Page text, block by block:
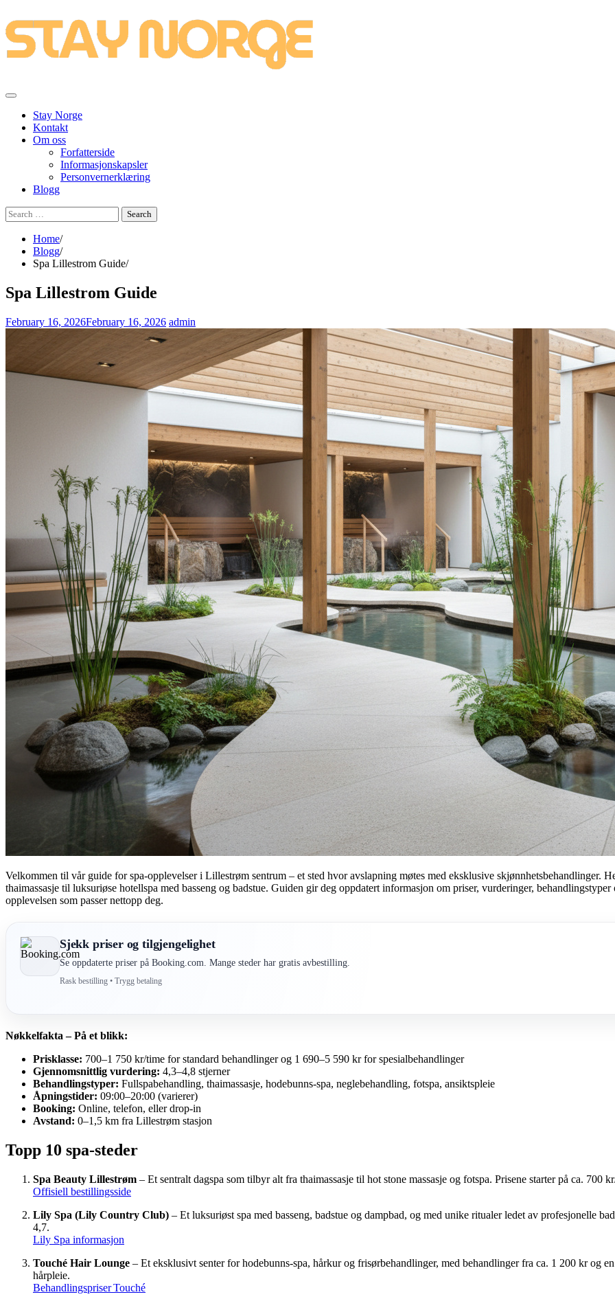
to
content
Stay Norge
Kontakt
Om oss
Forfatterside
Informasjonskapsler
Personvernerklæring
Blogg
Search
for:
Home
Blogg
Spa Lillestrom Guide
Spa Lillestrom Guide
February 16, 2026February 16, 2026 admin
Velkommen til vår guide for spa-opplevelser i Lillestrøm sentrum – et sted hvor avslapning møtes med eksklusive skjønnhetsbehandlinger.
thaimassasje til luksuriøse hotellspa med basseng og badstue. Guiden gir deg oppdatert informasjon om priser, vurderinger,
opplevelsen som passer nettopp deg.
Sjekk priser og tilgjengelighet
Se oppdaterte priser på Booking.com. Mange steder har gratis avbestilling.
Rask bestilling • Trygg betaling
Nøkkelfakta – På et blikk:
Prisklasse: 700–1 750 kr/time for standard behandlinger og 1 690–5 590 kr for spesialbehandlinger
Gjennomsnittlig vurdering: 4,3–4,8 stjerner
Behandlingstyper: Fullspabehandling, thaimassasje, hodebunns-spa, neglebehandling, fotspa, ansiktspleie
Åpningstider: 09:00–20:00 (varierer)
Booking: Online, telefon, eller drop-in
Avstand: 0–1,5 km fra Lillestrøm stasjon
Topp 10 spa-steder
Spa Beauty Lillestrøm – Et sentralt dagspa som tilbyr alt fra thaimassasje til hot stone massasje og fotspa. Prisene starter på ca. 700
Offisiell bestillingsside
Lily Spa (Lily Country Club) – Et luksuriøst spa med basseng, badstue og dampbad, og med unike ritualer ledet av profesjonelle
4,7.
Lily Spa informasjon
Touché Hair Lounge – Et eksklusivt senter for hodebunns-spa, hårkur og frisørbehandlinger, med behandlinger fra ca. 1 200 kr og
hårpleie.
Behandlingspriser Touché